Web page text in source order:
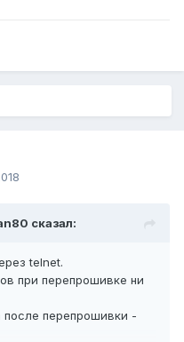
сказал:
telnet.
при перепрошивке ни
после перепрошивки -